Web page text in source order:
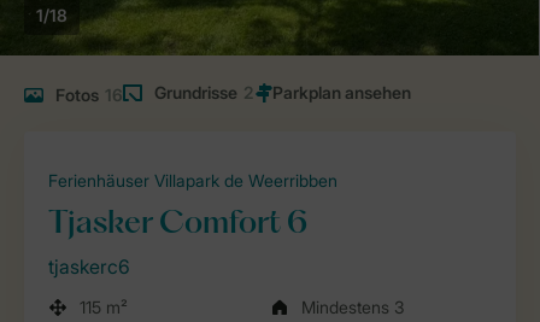
1/18
Fotos 16 Grundrisse 2
Ferienhäuser Villapark de Weerribben
Tjasker Comfort 6
tjaskerc6
115 m²
Mindestens 3